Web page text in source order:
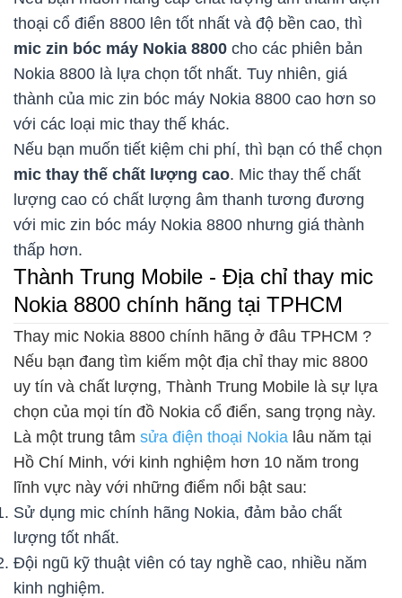
thoại cổ điển 8800 lên tốt nhất và độ bền cao, thì
mic zin bóc máy Nokia 8800 cho các phiên bản
Nokia 8800 là lựa chọn tốt nhất. Tuy nhiên, giá
thành của mic zin bóc máy Nokia 8800 cao hơn so
với các loại mic thay thế khác.
Nếu bạn muốn tiết kiệm chi phí, thì bạn có thể chọn
mic thay thế chất lượng cao. Mic thay thế chất
lượng cao có chất lượng âm thanh tương đương
với mic zin bóc máy Nokia 8800 nhưng giá thành
thấp hơn.
Thành Trung Mobile - Địa chỉ thay mic
Nokia 8800 chính hãng tại TPHCM
Thay mic Nokia 8800 chính hãng ở đâu TPHCM ?
Nếu bạn đang tìm kiếm một địa chỉ thay mic 8800
uy tín và chất lượng, Thành Trung Mobile là sự lựa
chọn của mọi tín đồ Nokia cổ điển, sang trọng này.
Là một trung tâm sửa điện thoại Nokia lâu năm tại
Hồ Chí Minh, với kinh nghiệm hơn 10 năm trong
lĩnh vực này với những điểm nổi bật sau:
Sử dụng mic chính hãng Nokia, đảm bảo chất
lượng tốt nhất.
Đội ngũ kỹ thuật viên có tay nghề cao, nhiều năm
kinh nghiệm.